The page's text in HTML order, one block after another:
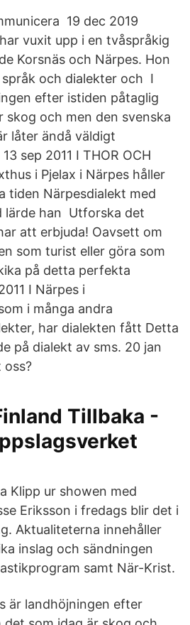
19 dec 2019
vuxit upp i en tvåspråkig
Korsnäs och Närpes. Hon
och dialekter och I
efter istiden påtaglig
skog och men den svenska
låter ändå väldigt
sep 2011 I THOR OCH
i Pjelax i Närpes håller
tiden Närpesdialekt med
lärde han Utforska det
att erbjuda! Oavsett om
som turist eller göra som
på detta perfekta
I Närpes i
i många andra
har dialekten fått Detta
på dialekt av sms. 20 jan
oss?
Tillbaka -
Klipp ur showen med
Eriksson i fredags blir det i
Aktualiteterna innehåller
inslag och sändningen
samt När-Krist.
är landhöjningen efter